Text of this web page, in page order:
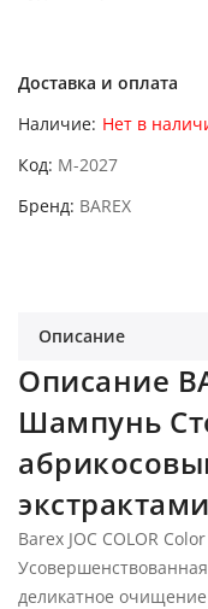
Доставка и оплата
Наличие: Нет в
Код M-2027
Бренд BAREX
Описание
Описание
Шампунь
экстрактами
Barex JOC COLOR
деликатное